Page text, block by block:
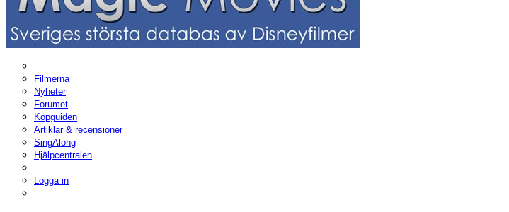
Filmerna
Nyheter
Forumet
Köpguiden
Artiklar & recensioner
SingAlong
Hjälpcentralen
Logga in